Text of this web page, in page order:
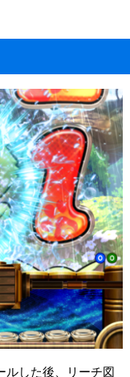
ルした後、リーチ図